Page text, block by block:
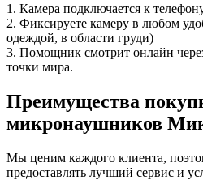
1. Камера подключается к
2. Фиксируете камеру в любом
одеждой, в области груди)
3. Помощник смотрит онлайн
точки мира.
Преимущества
микронаушников
Мы ценим каждого клиента,
предоставлять лучший сервис и